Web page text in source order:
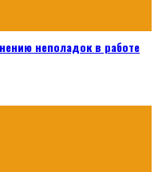
неполадок в работе